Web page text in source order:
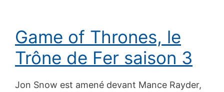
Game of Thrones, le
Trône de Fer saison 3
Jon Snow est amené devant Mance Rayder,